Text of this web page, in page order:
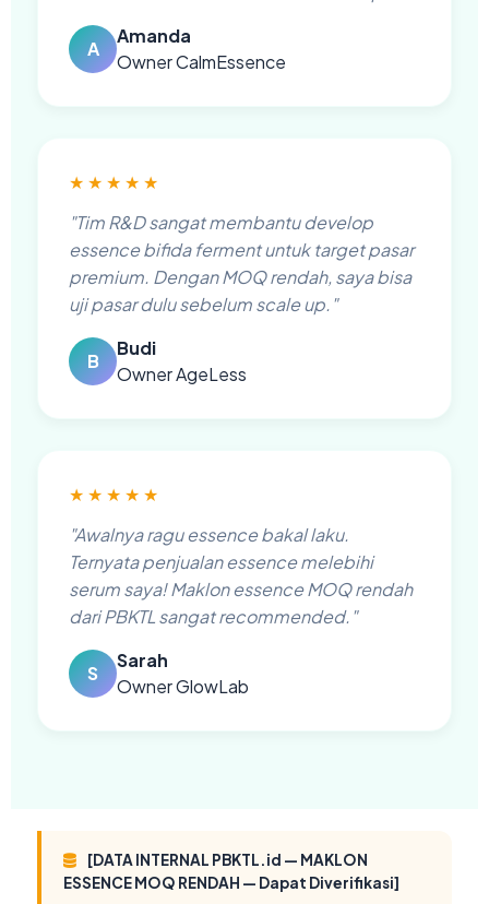
A
Amanda
Owner CalmEssence
★★★★★
"Tim R&D sangat membantu develop
essence bifida ferment untuk target pasar
premium. Dengan MOQ rendah, saya bisa
uji pasar dulu sebelum scale up."
B
Budi
Owner AgeLess
★★★★★
"Awalnya ragu essence bakal laku.
Ternyata penjualan essence melebihi
serum saya! Maklon essence MOQ rendah
dari PBKTL sangat recommended."
S
Sarah
Owner GlowLab
[DATA INTERNAL PBKTL.id — MAKLON
ESSENCE MOQ RENDAH — Dapat Diverifikasi]